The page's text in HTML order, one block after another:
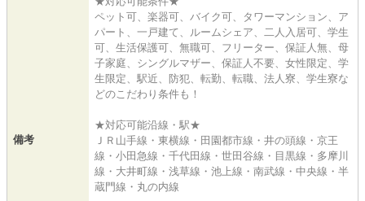
備考
ペット可、楽器可、バイク可、タワーマンション、ア
パート、一戸建て、ルームシェア、二人入居可、学生
可、生活保護可、無職可、フリーター、保証人無、母
子家庭、シングルマザー、保証人不要、女性限定、学
生限定、駅近、防犯、転勤、転職、法人寮、学生寮な
どのこだわり条件も！
★対応可能沿線・駅★
ＪＲ山手線・東横線・田園都市線・井の頭線・京王
線・小田急線・千代田線・世田谷線・目黒線・多摩川
線・大井町線・浅草線・池上線・南武線・中央線・半
蔵門線・丸の内線